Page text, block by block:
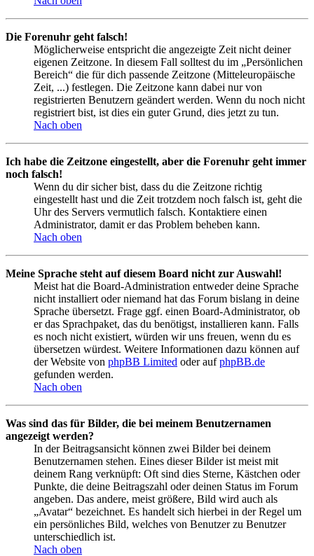
Die Forenuhr geht falsch!
Möglicherweise entspricht die angezeigte Zeit nicht deiner
eigenen Zeitzone. In diesem Fall solltest du im „Persönlichen
Bereich“ die für dich passende Zeitzone (Mitteleuropäische
Zeit, ...) festlegen. Die Zeitzone kann dabei nur von
registrierten Benutzern geändert werden. Wenn du noch nicht
registriert bist, ist dies ein guter Grund, dies jetzt zu tun.
Nach oben
Ich habe die Zeitzone eingestellt, aber die Forenuhr geht immer
noch falsch!
Wenn du dir sicher bist, dass du die Zeitzone richtig
eingestellt hast und die Zeit trotzdem noch falsch ist, geht die
Uhr des Servers vermutlich falsch. Kontaktiere einen
Administrator, damit er das Problem beheben kann.
Nach oben
Meine Sprache steht auf diesem Board nicht zur Auswahl!
Meist hat die Board-Administration entweder deine Sprache
nicht installiert oder niemand hat das Forum bislang in deine
Sprache übersetzt. Frage ggf. einen Board-Administrator, ob
er das Sprachpaket, das du benötigst, installieren kann. Falls
es noch nicht existiert, würden wir uns freuen, wenn du es
übersetzen würdest. Weitere Informationen dazu können auf
der Website von phpBB Limited oder aufphpBB.de
gefunden werden.
Nach oben
Was sind das für Bilder, die bei meinem Benutzernamen
angezeigt werden?
In der Beitragsansicht können zwei Bilder bei deinem
Benutzernamen stehen. Eines dieser Bilder ist meist mit
deinem Rang verknüpft: Oft sind dies Sterne, Kästchen oder
Punkte, die deine Beitragszahl oder deinen Status im Forum
angeben. Das andere, meist größere, Bild wird auch als
„Avatar“ bezeichnet. Es handelt sich hierbei in der Regel um
ein persönliches Bild, welches von Benutzer zu Benutzer
unterschiedlich ist.
Nach oben